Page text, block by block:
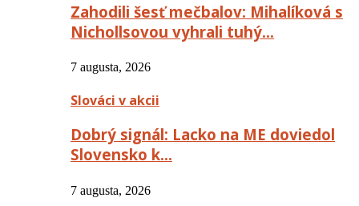
Zahodili šesť mečbalov: Mihalíková s
Nichollsovou vyhrali tuhý…
7 augusta, 2026
Slováci v akcii
Dobrý signál: Lacko na ME doviedol
Slovensko k…
7 augusta, 2026